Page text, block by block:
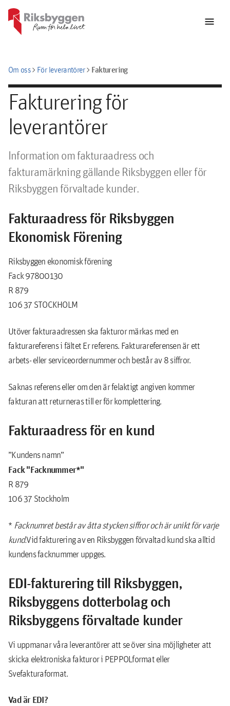
menu
Om osschevron_rightFör leverantörerchevron_rightFakturering
Fakturering för
leverantörer
Information om fakturaadress och
fakturamärkning gällande Riksbyggen eller för
Riksbyggen förvaltade kunder.
Fakturaadress för Riksbyggen
Ekonomisk Förening
Riksbyggen ekonomisk förening
Fack 97800130
R 879
106 37 STOCKHOLM
Utöver fakturaadressen ska fakturor märkas med en
fakturareferens i fältet Er referens. Fakturareferensen är ett
arbets- eller serviceordernummer och består av 8 siffror.
Saknas referens eller om den är felaktigt angiven kommer
fakturan att returneras till er för komplettering.
Fakturaadress för en kund
”Kundens namn”
Fack "Facknummer*"
R 879
106 37 Stockholm
* Facknumret består av åtta stycken siffror och är unikt för varje
kund.Vid fakturering av en Riksbyggen förvaltad kund ska alltid
kundens facknummer uppges.
EDI-fakturering till Riksbyggen,
Riksbyggens dotterbolag och
Riksbyggens förvaltade kunder
Vi uppmanar våra leverantörer att se över sina möjligheter att
skicka elektroniska fakturor i PEPPOLformat eller
Svefakturaformat.
Vad är EDI?